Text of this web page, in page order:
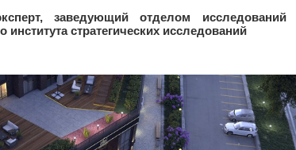
заведующий отделом исследований
стратегических исследований